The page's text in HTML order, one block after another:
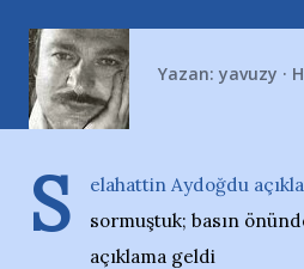
Yazan: yavuzy
S
elahattin Aydoğdu
sormuştuk; basın
açıklama geldi